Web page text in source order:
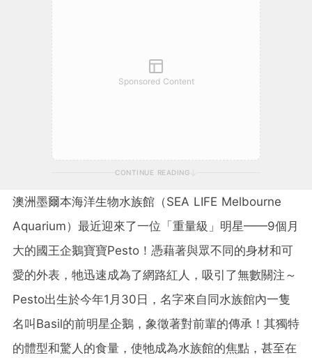
Sponsored Content
CONTINUE READING
澳洲墨爾本海洋生物水族館（SEA LIFE Melbourne
Aquarium）最近迎來了一位「重量級」明星——9個月
大的國王企鵝寶寶Pesto！憑藉著與眾不同的身材和可
愛的外表，牠迅速成為了網路紅人，吸引了無數關注～
Pesto出生於今年1月30日，名字來自同水族館內一隻
名叫Basil的前明星企鵝，象徵著對前輩的傳承！其獨特
的體型和驚人的食量，使牠成為水族館的焦點，甚至在